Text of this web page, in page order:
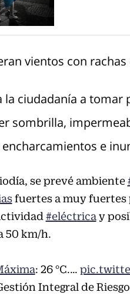
vientos con
la ciudadanía a
sombrilla,
e
se prevé ambiente
fuertes a muy fuertes
#eléctrica y
50 km/h.
: 26 °C.…
Integral de